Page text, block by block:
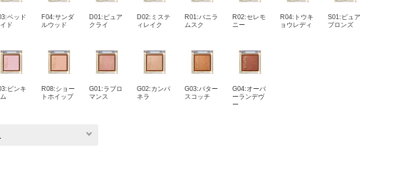
ベッド
ド
F04:サンダ
ルウッド
D01:ピュア
クライ
D02:ミステ
ィレイク
R01:バニラ
ムスク
R02:セレモ
ニー
R04:トウキ
ョウレディ
S01:ピュア
ブロンズ
ピンキ
R08:ショー
トホイップ
G01:ラブロ
マンス
G02:カンパ
ネラ
G03:バター
スコッチ
G04:オーバ
ーランデヴ
ー